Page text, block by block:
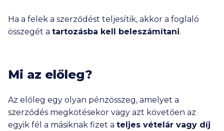
Ha a felek a szerződést teljesítik, akkor a foglaló
összegét a tartozásba kell beleszámítani.
Mi az előleg?
Az előleg egy olyan pénzösszeg, amelyet a
szerződés megkötésekor vagy azt követően az
egyik fél a másiknak fizet a teljes vételár vagy díj